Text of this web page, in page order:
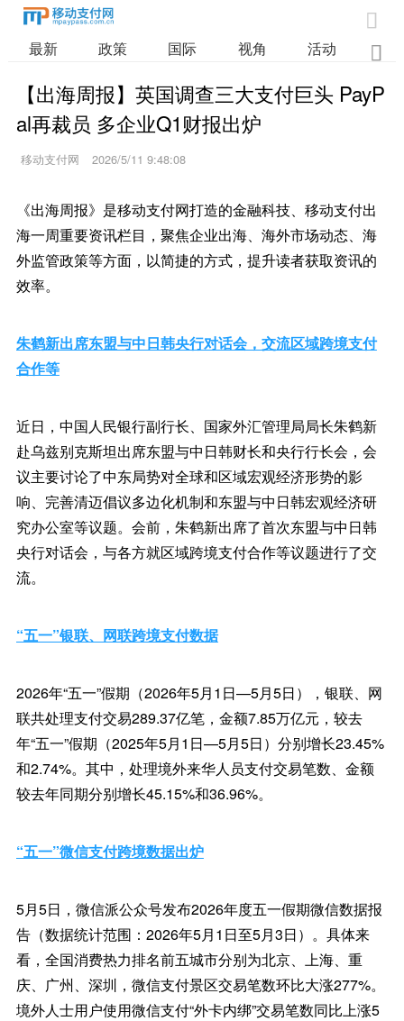

最新 政策 国际 视角 活动 业

【出海周报】英国调查三大支付巨头 PayP
al再裁员 多企业Q1财报出炉
移动支付网 2026/5/11 9:48:08
《出海周报》是移动支付网打造的金融科技、移动支付出
海一周重要资讯栏目，聚焦企业出海、海外市场动态、海
外监管政策等方面，以简捷的方式，提升读者获取资讯的
效率。
朱鹤新出席东盟与中日韩央行对话会，交流区域跨境支付
合作等
近日，中国人民银行副行长、国家外汇管理局局长朱鹤新
赴乌兹别克斯坦出席东盟与中日韩财长和央行行长会，会
议主要讨论了中东局势对全球和区域宏观经济形势的影
响、完善清迈倡议多边化机制和东盟与中日韩宏观经济研
究办公室等议题。会前，朱鹤新出席了首次东盟与中日韩
央行对话会，与各方就区域跨境支付合作等议题进行了交
流。
“五一”银联、网联跨境支付数据
2026年“五一”假期（2026年5月1日—5月5日），银联、网
联共处理支付交易289.37亿笔，金额7.85万亿元，较去
年“五一”假期（2025年5月1日—5月5日）分别增长23.45%
和2.74%。其中，处理境外来华人员支付交易笔数、金额
较去年同期分别增长45.15%和36.96%。
“五一”微信支付跨境数据出炉
5月5日，微信派公众号发布2026年度五一假期微信数据报
告（数据统计范围：2026年5月1日至5月3日）。具体来
看，全国消费热力排名前五城市分别为北京、上海、重
庆、广州、深圳，微信支付景区交易笔数环比大涨277%。
境外人士用户使用微信支付“外卡内绑”交易笔数同比上涨5